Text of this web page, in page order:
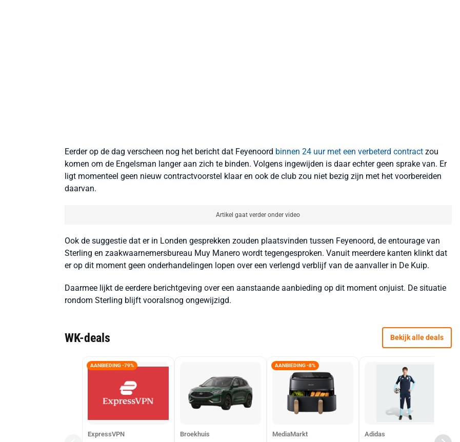
Eerder op de dag verscheen nog het bericht dat Feyenoord binnen 24 uur met een verbeterd contract zou
komen om de Engelsman langer aan zich te binden. Volgens ingewijden is daar echter geen sprake van. Er
ligt momenteel geen nieuw contractvoorstel klaar en ook de club zou niet bezig zijn met het voorbereiden
daarvan.
Artikel gaat verder onder video
Ook de suggestie dat er in Londen gesprekken zouden plaatsvinden tussen Feyenoord, de entourage van
Sterling en zaakwaarnemersbureau Muy Manero wordt tegengesproken. Vanuit meerdere kanten klinkt dat
er op dit moment geen onderhandelingen lopen over een verlengd verblijf van de aanvaller in De Kuip.
Daarmee lijkt de eerdere berichtgeving over een aanstaande aanbieding op dit moment onjuist. De situatie
rondom Sterling blijft vooralsnog ongewijzigd.
WK-deals Bekijk alle deals
AANBIEDING -79%
ExpressVPN Broekhuis
AANBIEDING -8%
MediaMarkt Adidas